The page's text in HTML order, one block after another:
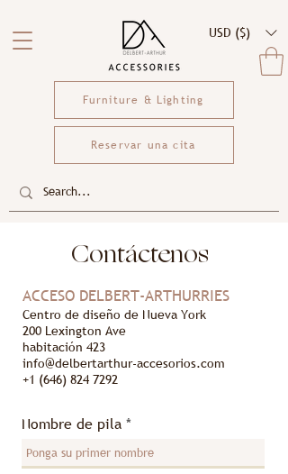
USD ($)
Furniture & Lighting
Reservar una cita
Contáctenos
ACCESO DELBERT-ARTHURRIES
Centro de diseño de Nueva York
200 Lexington Ave
habitación 423
info@delbertarthur-accesorios.com
+1 (646) 824 7292
Nombre de pila